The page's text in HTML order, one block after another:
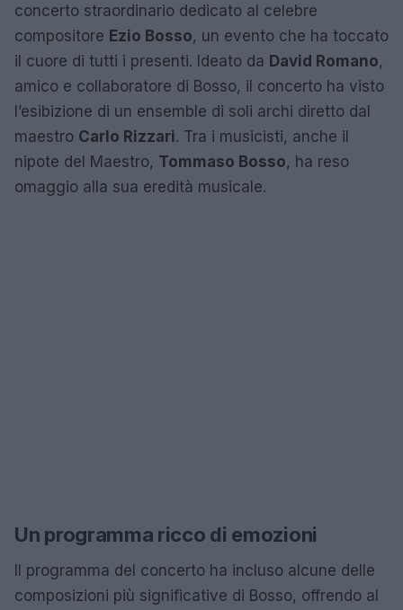
concerto straordinario dedicato al celebre
compositore Ezio Bosso, un evento che ha toccato
il cuore di tutti i presenti. Ideato da David Romano,
amico e collaboratore di Bosso, il concerto ha visto
l’esibizione di un ensemble di soli archi diretto dal
maestro Carlo Rizzari. Tra i musicisti, anche il
nipote del Maestro, Tommaso Bosso, ha reso
omaggio alla sua eredità musicale.
Un programma ricco di emozioni
Il programma del concerto ha incluso alcune delle
composizioni più significative di Bosso, offrendo al